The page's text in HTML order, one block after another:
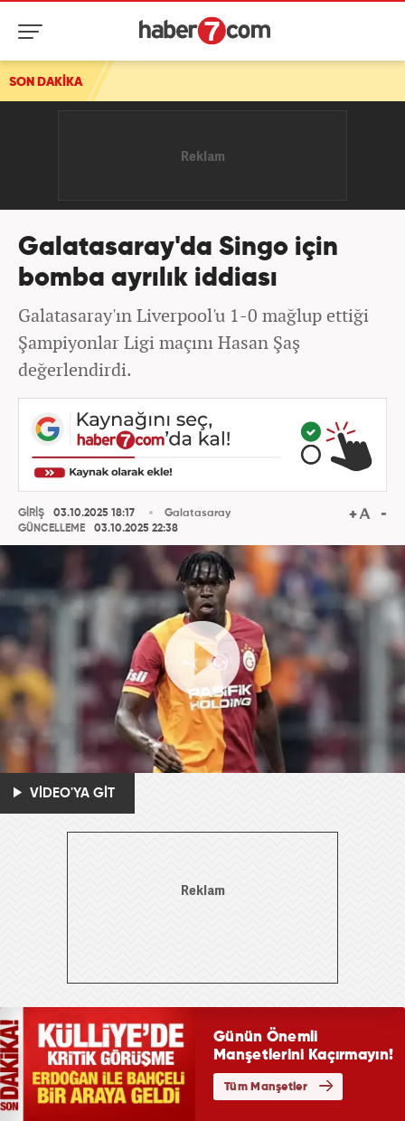
SON DAKİKA
Galatasaray'da Singo için
bomba ayrılık iddiası
Galatasaray'ın Liverpool'u 1-0 mağlup ettiği
Şampiyonlar Ligi maçını Hasan Şaş
değerlendirdi.
GİRİŞ
03.10.2025 18:17
GÜNCELLEME
03.10.2025 22:38
Galatasaray
VİDEO'YA GİT